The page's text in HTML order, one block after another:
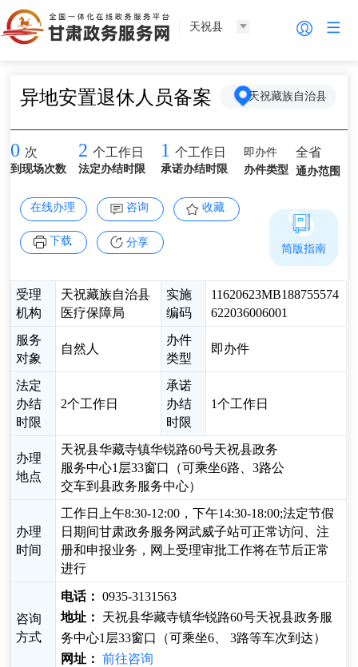
天祝县
异地安置退休人员备案 天祝藏族自治县
0 次
到现场次数
2 个工作日
法定办结时限
1 个工作日
承诺办结时限
即办件
办件类型
全省
通办范围
在线办理 咨询 收藏
下载 分享
受理
机构
天祝藏族自治县
医疗保障局
实施
编码
11620623MB188755574
622036006001
服务
对象
自然人
办件
类型
即办件
法定
办结
时限
2个工作日
承诺
办结
时限
1个工作日
办理
地点
天祝县华藏寺镇华锐路60号天祝县政务
服务中心1层33窗口（可乘坐6路、3路公
交车到县政务服务中心）
办理
时间
工作日上午8:30-12:00，下午14:30-18:00;法定节假
日期间甘肃政务服务网武威子站可正常访问、注
册和申报业务，网上受理审批工作将在节后正常
进行
咨询
方式
电话： 0935-3131563
地址：
天祝县华藏寺镇华锐路60号天祝县政务服
务中心1层33窗口（可乘坐6、 3路等车次到达）
网址： 前往咨询
简版指南